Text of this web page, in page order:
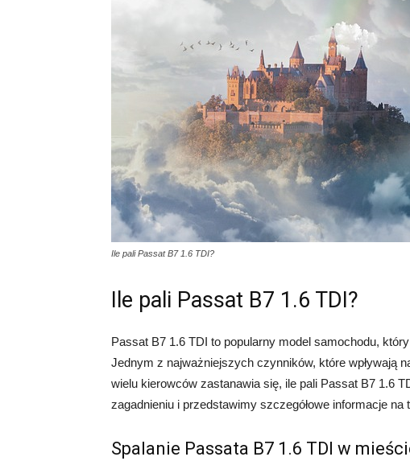
Ile pali Passat B7 1.6 TDI?
Ile pali Passat B7 1.6 TDI?
Passat B7 1.6 TDI to popularny model samochodu,
Jednym z najważniejszych czynników, które wpływają
wielu kierowców zastanawia się, ile pali Passat B7 1.6
zagadnieniu i przedstawimy szczegółowe informacje na
Spalanie Passata B7 1.6 TDI w